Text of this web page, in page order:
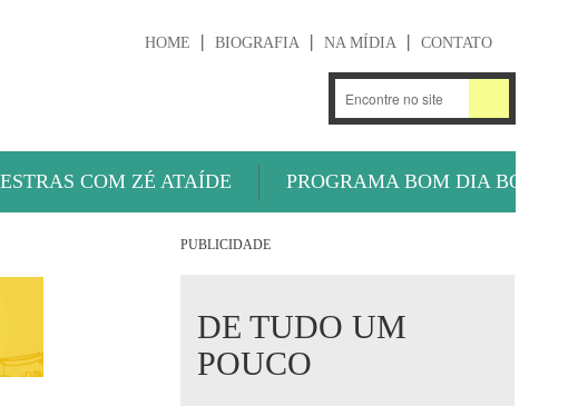
HOME BIOGRAFIA NA MÍDIA CONTATO
COM ZÉ ATAÍDE PROGRAMA BOM DIA BOLA
PUBLICIDADE
DE TUDO UM
POUCO